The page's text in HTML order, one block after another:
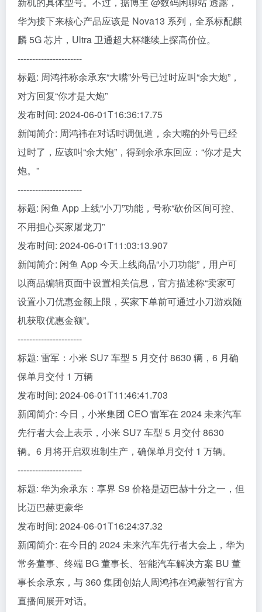
华为接下来核心产品应该是 Nova13 系列，全系标配麒
麟 5G 芯片，Ultra 卫通超大杯继续上探高价位。
----------------------
标题: 周鸿祎称余承东“大嘴”外号已过时应叫“余大炮”，
对方回复“你才是大炮”
发布时间: 2024-06-01T16:36:17.75
新闻简介: 周鸿祎在对话时调侃道，余大嘴的外号已经
过时了，应该叫“余大炮”，得到余承东回应：“你才是大
炮。”
----------------------
标题: 闲鱼 App 上线“小刀”功能，号称“砍价区间可控、
不用担心买家屠龙刀”
发布时间: 2024-06-01T11:03:13.907
新闻简介: 闲鱼 App 今天上线商品“小刀功能”，用户可
以商品编辑页面中设置相关信息，官方描述称“卖家可
设置小刀优惠金额上限，买家下单前可通过小刀游戏随
机获取优惠金额”。
----------------------
标题: 雷军：小米 SU7 车型 5 月交付 8630 辆，6 月确
保单月交付 1 万辆
发布时间: 2024-06-01T11:46:41.703
新闻简介: 今日，小米集团 CEO 雷军在 2024 未来汽车
先行者大会上表示，小米 SU7 车型 5 月交付 8630
辆。6 月将开启双班制生产，确保单月交付 1 万辆。
----------------------
标题: 华为余承东：享界 S9 价格是迈巴赫十分之一，但
比迈巴赫更豪华
发布时间: 2024-06-01T16:24:37.32
新闻简介: 在今日的 2024 未来汽车先行者大会上，华为
常务董事、终端 BG 董事长、智能汽车解决方案 BU 董
事长余承东，与 360 集团创始人周鸿祎在鸿蒙智行官方
直播间展开对话。